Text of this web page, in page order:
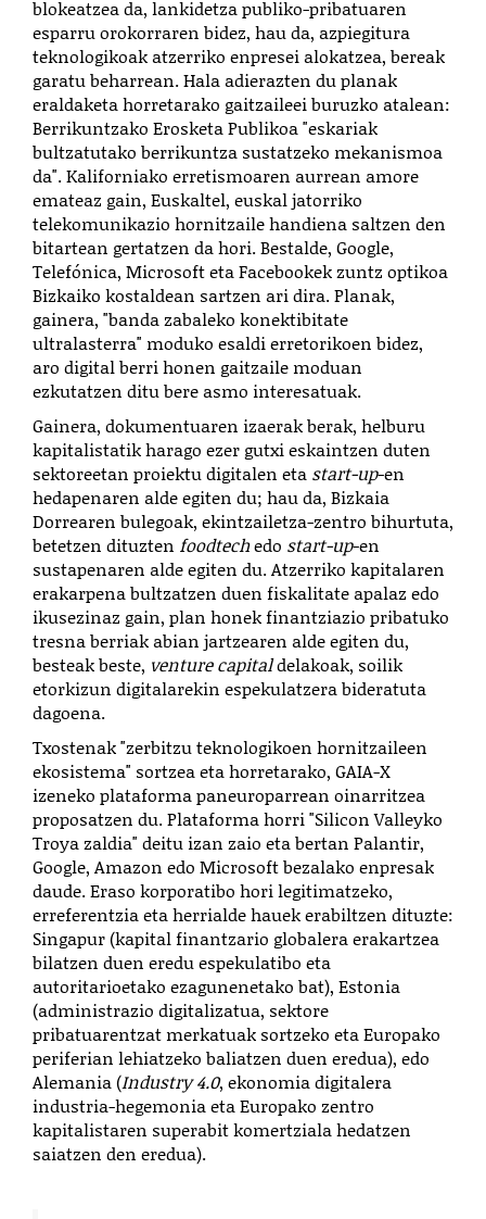
blokeatzea da, lankidetza publiko-pribatuaren
esparru orokorraren bidez, hau da, azpiegitura
teknologikoak atzerriko enpresei alokatzea, bereak
garatu beharrean. Hala adierazten du planak
eraldaketa horretarako gaitzaileei buruzko atalean:
Berrikuntzako Erosketa Publikoa "eskariak
bultzatutako berrikuntza sustatzeko mekanismoa
da". Kaliforniako erretismoaren aurrean amore
emateaz gain, Euskaltel, euskal jatorriko
telekomunikazio hornitzaile handiena saltzen den
bitartean gertatzen da hori. Bestalde, Google,
Telefónica, Microsoft eta Facebookek zuntz optikoa
Bizkaiko kostaldean sartzen ari dira. Planak,
gainera, "banda zabaleko konektibitate
ultralasterra" moduko esaldi erretorikoen bidez,
aro digital berri honen gaitzaile moduan
ezkutatzen ditu bere asmo interesatuak.
Gainera, dokumentuaren izaerak berak, helburu
kapitalistatik harago ezer gutxi eskaintzen duten
sektoreetan proiektu digitalen eta start-up-en
hedapenaren alde egiten du; hau da, Bizkaia
Dorrearen bulegoak, ekintzailetza-zentro bihurtuta,
betetzen dituzten foodtechedo start-up-en
sustapenaren alde egiten du. Atzerriko kapitalaren
erakarpena bultzatzen duen fiskalitate apalaz edo
ikusezinaz gain, plan honek finantziazio pribatuko
tresna berriak abian jartzearen alde egiten du,
besteak beste, venture capitaldelakoak, soilik
etorkizun digitalarekin espekulatzera bideratuta
dagoena.
Txostenak "zerbitzu teknologikoen hornitzaileen
ekosistema" sortzea eta horretarako, GAIA-X
izeneko plataforma paneuroparrean oinarritzea
proposatzen du. Plataforma horri "Silicon Valleyko
Troya zaldia" deitu izan zaio eta bertan Palantir,
Google, Amazon edo Microsoft bezalako enpresak
daude. Eraso korporatibo hori legitimatzeko,
erreferentzia eta herrialde hauek erabiltzen dituzte:
Singapur (kapital finantzario globalera erakartzea
bilatzen duen eredu espekulatibo eta
autoritarioetako ezagunenetako bat), Estonia
(administrazio digitalizatua, sektore
pribatuarentzat merkatuak sortzeko eta Europako
periferian lehiatzeko baliatzen duen eredua), edo
Alemania (Industry 4.0, ekonomia digitalera
industria-hegemonia eta Europako zentro
kapitalistaren superabit komertziala hedatzen
saiatzen den eredua).